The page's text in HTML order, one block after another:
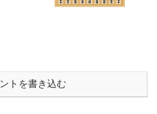
トを書き込む